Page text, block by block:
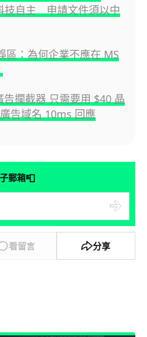
技自主 申請文件須以中
區：為何企業不應在 MS
告攔截器 只需要用 $40 晶
告域名 10ms 回應
郵箱📮
看留言 分享